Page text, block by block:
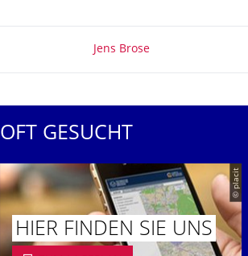
Jens Brose
OFT GESUCHT
© placit
HIER FINDEN SIE UNS